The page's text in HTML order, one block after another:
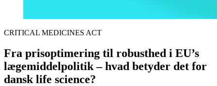
CRITICAL MEDICINES ACT
Fra prisoptimering til robusthed i EU’s
lægemiddelpolitik – hvad betyder det for
dansk life science?